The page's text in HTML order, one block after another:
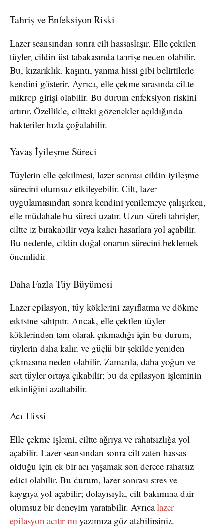
Tahriş ve Enfeksiyon Riski
Lazer seansından sonra cilt hassaslaşır. Elle çekilen
tüyler, cildin üst tabakasında tahrişe neden olabilir.
Bu, kızarıklık, kaşıntı, yanma hissi gibi belirtilerle
kendini gösterir. Ayrıca, elle çekme sırasında ciltte
mikrop girişi olabilir. Bu durum enfeksiyon riskini
artırır. Özellikle, ciltteki gözenekler açıldığında
bakteriler hızla çoğalabilir.
Yavaş İyileşme Süreci
Tüylerin elle çekilmesi, lazer sonrası cildin iyileşme
sürecini olumsuz etkileyebilir. Cilt, lazer
uygulamasından sonra kendini yenilemeye çalışırken,
elle müdahale bu süreci uzatır. Uzun süreli tahrişler,
ciltte iz bırakabilir veya kalıcı hasarlara yol açabilir.
Bu nedenle, cildin doğal onarım sürecini beklemek
önemlidir.
Daha Fazla Tüy Büyümesi
Lazer epilasyon, tüy köklerini zayıflatma ve dökme
etkisine sahiptir. Ancak, elle çekilen tüyler
köklerinden tam olarak çıkmadığı için bu durum,
tüylerin daha kalın ve güçlü bir şekilde yeniden
çıkmasına neden olabilir. Zamanla, daha yoğun ve
sert tüyler ortaya çıkabilir; bu da epilasyon işleminin
etkinliğini azaltabilir.
Acı Hissi
Elle çekme işlemi, ciltte ağrıya ve rahatsızlığa yol
açabilir. Lazer seansından sonra cilt zaten hassas
olduğu için ek bir acı yaşamak son derece rahatsız
edici olabilir. Bu durum, lazer sonrası stres ve
kaygıya yol açabilir; dolayısıyla, cilt bakımına dair
olumsuz bir deneyim yaratabilir. Ayrıcalazer
epilasyon acıtır mı yazımıza göz atabilirsiniz.